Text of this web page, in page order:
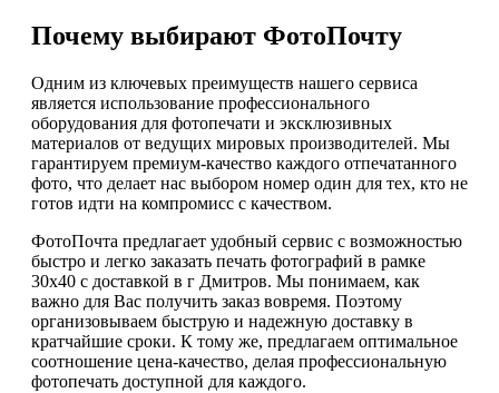
Почему выбирают ФотоПочту
Одним из ключевых преимуществ нашего сервиса
является использование профессионального
оборудования для фотопечати и эксклюзивных
материалов от ведущих мировых производителей. Мы
гарантируем премиум-качество каждого отпечатанного
фото, что делает нас выбором номер один для тех, кто не
готов идти на компромисс с качеством.
ФотоПочта предлагает удобный сервис с возможностью
быстро и легко заказать печать фотографий в рамке
30х40 с доставкой в г Дмитров. Мы понимаем, как
важно для Вас получить заказ вовремя. Поэтому
организовываем быструю и надежную доставку в
кратчайшие сроки. К тому же, предлагаем оптимальное
соотношение цена-качество, делая профессиональную
фотопечать доступной для каждого.